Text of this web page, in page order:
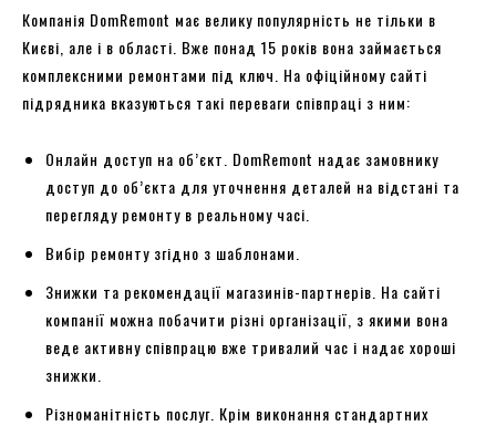
Компанія DomRemont має велику популярність не тільки в
Києві, але і в області. Вже понад 15 років вона займається
комплексними ремонтами під ключ. На офіційному сайті
підрядника вказуються такі переваги співпраці з ним:
Онлайн доступ на об’єкт. DomRemont надає замовнику
доступ до об’єкта для уточнення деталей на відстані та
перегляду ремонту в реальному часі.
Вибір ремонту згідно з шаблонами.
Знижки та рекомендації магазинів-партнерів. На сайті
компанії можна побачити різні організації, з якими вона
веде активну співпрацю вже тривалий час і надає хороші
знижки.
Різноманітність послуг. Крім виконання стандартних